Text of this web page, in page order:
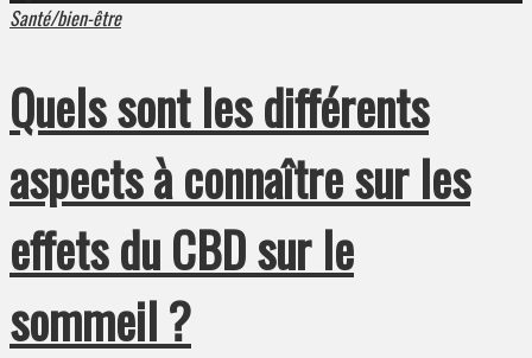
Santé/bien-être
Quels sont les différents
aspects à connaître sur les
effets du CBD sur le
sommeil ?